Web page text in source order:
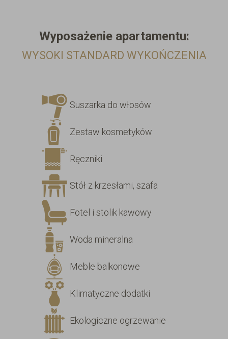
Wyposażenie apartamentu:
WYSOKI STANDARD WYKOŃCZENIA
Suszarka do włosów
Zestaw kosmetyków
Ręczniki
Stół z krzesłami, szafa
Fotel i stolik kawowy
Woda mineralna
Meble balkonowe
Klimatyczne dodatki
Ekologiczne ogrzewanie